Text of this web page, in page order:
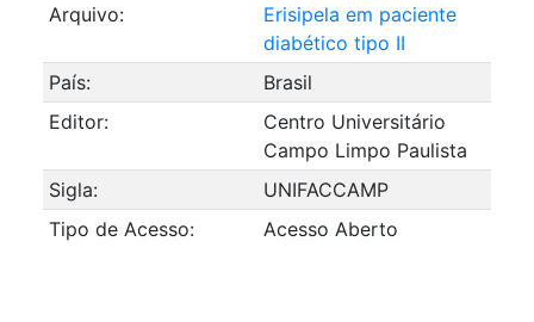
Arquivo:
Erisipela em paciente
diabético tipo II
País:
Brasil
Editor:
Centro Universitário
Campo Limpo Paulista
Sigla:
UNIFACCAMP
Tipo de Acesso:
Acesso Aberto